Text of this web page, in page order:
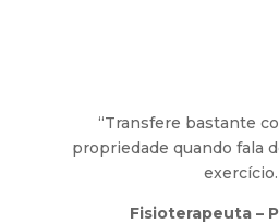
“Transfere bastante
propriedade quando fala
Fisioterapeuta –